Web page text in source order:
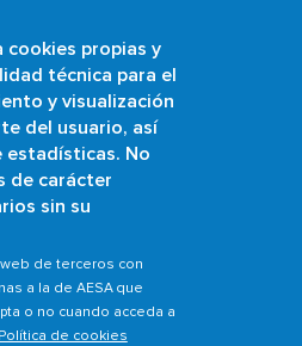
propias y
técnica para el
y visualización
del usuario, así
estadísticas. No
de carácter
sin su
de terceros con
a la de AESA que
o no cuando acceda a
Política de cookies
Skip
to
main
content
Buscar
UAS/Drones
Entities
Training